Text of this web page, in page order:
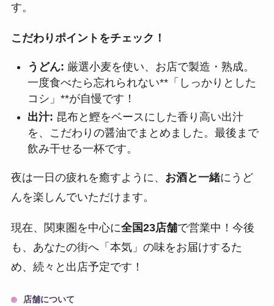
す。
こだわりポイントをチェック！
うどん: 厳選小麦を使い、お店で製造・熟成。
一度食べたら忘れられない**「しっかりとした
コシ」**が自慢です！
出汁: 昆布と鰹をベースにした香り高い出汁
を、こだわりの醤油でまとめました。最後まで
飲み干せる一杯です。
夜は一日の疲れを癒すように、 お酒と一緒にうど
んを楽しんでいただけます。
現在、関東圏を中心に全国23店舗で営業中！今後
も、あなたの街へ「本気」の味をお届けするた
め、続々と出店予定です！
店舗について